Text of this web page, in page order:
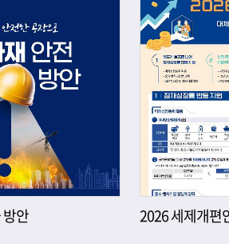
안 2026 세제개편